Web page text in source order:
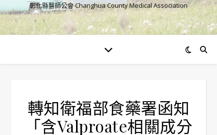
彰化縣醫師公會 Changhua County Medical Association
轉知衛福部食藥署函知
「含Valproate相關成分